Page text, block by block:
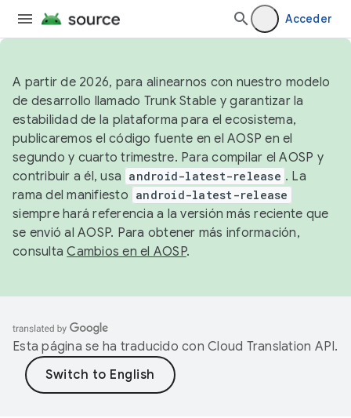
Acceder
A partir de 2026, para alinearnos con nuestro modelo
de desarrollo llamado Trunk Stable y garantizar la
estabilidad de la plataforma para el ecosistema,
publicaremos el código fuente en el AOSP en el
segundo y cuarto trimestre. Para compilar el AOSP y
contribuir a él, usa android-latest-release . La
rama del manifiesto android-latest-release
siempre hará referencia a la versión más reciente que
se envió al AOSP. Para obtener más información,
consultaCambios en el AOSP.
Esta página se ha traducido con Cloud Translation API.